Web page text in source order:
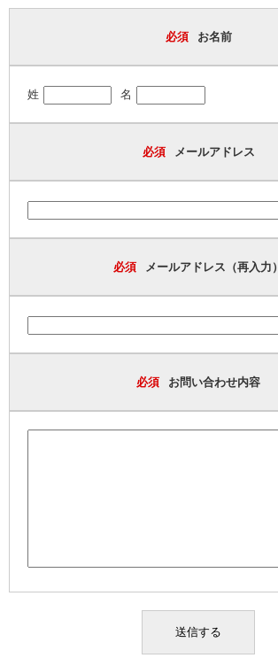
必須 お名前
姓 名
必須 メールアドレス
必須 メールアドレス（再入力）
必須 お問い合わせ内容